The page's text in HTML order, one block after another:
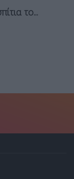
το...